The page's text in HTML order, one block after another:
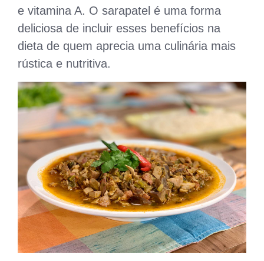
e vitamina A. O sarapatel é uma forma
deliciosa de incluir esses benefícios na
dieta de quem aprecia uma culinária mais
rústica e nutritiva.